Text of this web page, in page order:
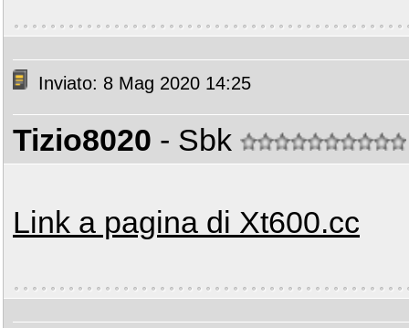
Inviato: 8 Mag 2020 14:25
Tizio8020 - Sbk
Link a pagina di Xt600.cc